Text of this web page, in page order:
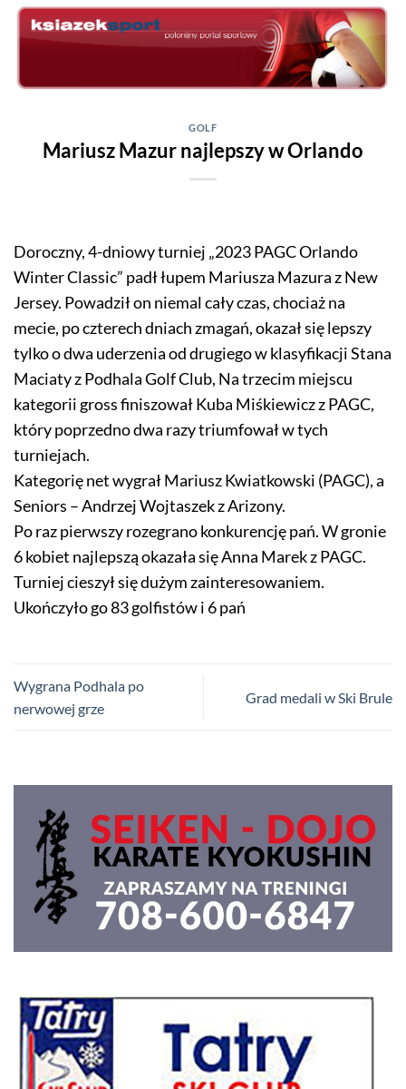
Skip
GOLF
Mariusz Mazur najlepszy w Orlando
Doroczny, 4-dniowy turniej „2023 PAGC Orlando
Winter Classic” padł łupem Mariusza Mazura z New
Jersey. Powadził on niemal cały czas, chociaż na
mecie, po czterech dniach zmagań, okazał się lepszy
tylko o dwa uderzenia od drugiego w klasyfikacji Stana
Maciaty z Podhala Golf Club, Na trzecim miejscu
kategorii gross finiszował Kuba Miśkiewicz z PAGC,
który poprzedno dwa razy triumfował w tych
turniejach.
Kategorię net wygrał Mariusz Kwiatkowski (PAGC), a
Seniors – Andrzej Wojtaszek z Arizony.
Po raz pierwszy rozegrano konkurencję pań. W gronie
6 kobiet najlepszą okazała się Anna Marek z PAGC.
Turniej cieszył się dużym zainteresowaniem.
Ukończyło go 83 golfistów i 6 pań
Wygrana Podhala po
nerwowej grze
Grad medali w Ski Brule